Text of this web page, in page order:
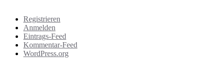
Registrieren
Anmelden
Eintrags-Feed
Kommentar-Feed
WordPress.org